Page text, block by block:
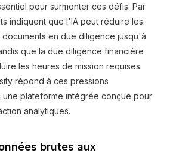
pour surmonter ces défis. Par
indiquent que l'IA peut réduire les
en due diligence jusqu'à
que la due diligence financière
les heures de mission requises
répond à ces pressions
plateforme intégrée conçue pour
analytiques.
brutes aux